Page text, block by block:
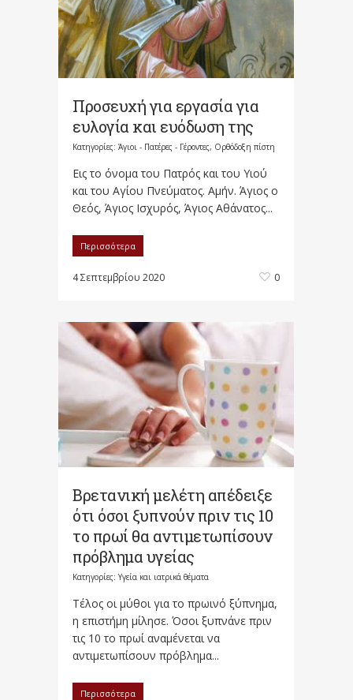
Προσευχή για εργασία για
ευλογία και ευόδωση της
Κατηγορίες: Άγιοι - Πατέρες - Γέροντες, Ορθόδοξη πίστη
Εις το όνομα του Πατρός και του Υιού
και του Αγίου Πνεύματος. Αμήν. Άγιος ο
Θεός, Άγιος Ισχυρός, Άγιος Αθάνατος...
Περισσότερα
4 Σεπτεμβρίου 2020 0
Βρετανική μελέτη απέδειξε
ότι όσοι ξυπνούν πριν τις 10
το πρωί θα αντιμετωπίσουν
πρόβλημα υγείας
Κατηγορίες: Υγεία και ιατρικά θέματα
Τέλος οι μύθοι για το πρωινό ξύπνημα,
η επιστήμη μίλησε. Όσοι ξυπνάνε πριν
τις 10 το πρωί αναμένεται να
αντιμετωπίσουν πρόβλημα...
Περισσότερα